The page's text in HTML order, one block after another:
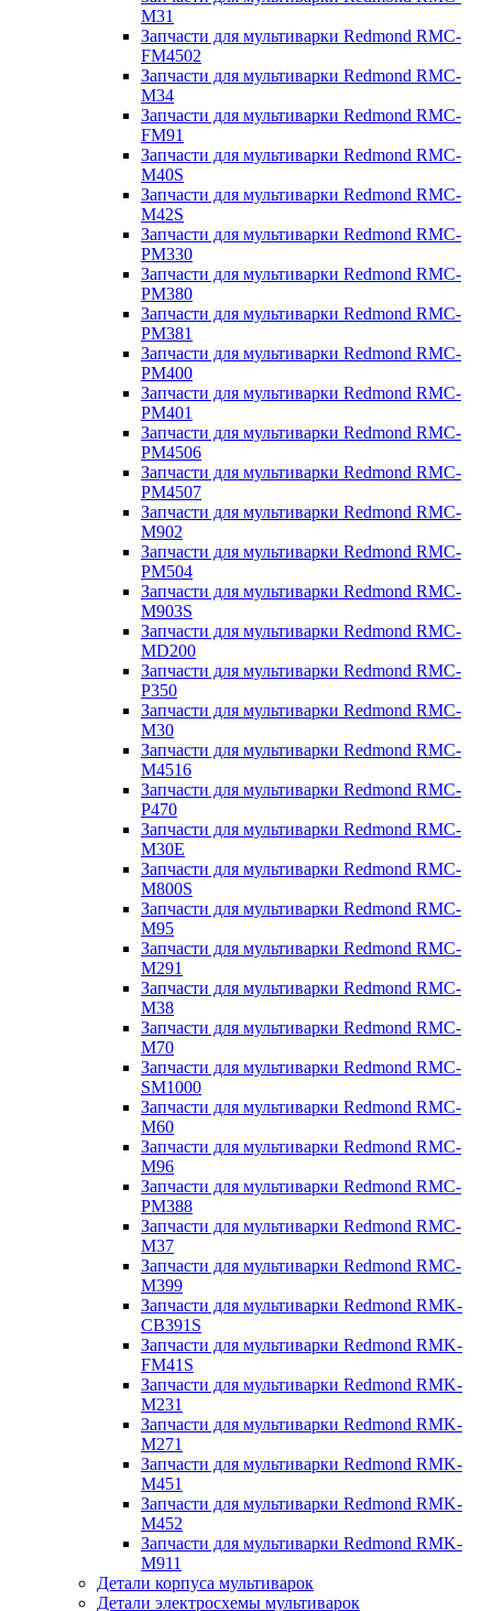
M31
Запчасти для мультиварки Redmond RMC-
FM4502
Запчасти для мультиварки Redmond RMC-
M34
Запчасти для мультиварки Redmond RMC-
FM91
Запчасти для мультиварки Redmond RMC-
M40S
Запчасти для мультиварки Redmond RMC-
M42S
Запчасти для мультиварки Redmond RMC-
PM330
Запчасти для мультиварки Redmond RMC-
PM380
Запчасти для мультиварки Redmond RMC-
PM381
Запчасти для мультиварки Redmond RMC-
PM400
Запчасти для мультиварки Redmond RMC-
PM401
Запчасти для мультиварки Redmond RMC-
PM4506
Запчасти для мультиварки Redmond RMC-
PM4507
Запчасти для мультиварки Redmond RMC-
M902
Запчасти для мультиварки Redmond RMC-
PM504
Запчасти для мультиварки Redmond RMC-
M903S
Запчасти для мультиварки Redmond RMC-
MD200
Запчасти для мультиварки Redmond RMC-
P350
Запчасти для мультиварки Redmond RMC-
M30
Запчасти для мультиварки Redmond RMC-
M4516
Запчасти для мультиварки Redmond RMC-
P470
Запчасти для мультиварки Redmond RMC-
M30E
Запчасти для мультиварки Redmond RMC-
M800S
Запчасти для мультиварки Redmond RMC-
M95
Запчасти для мультиварки Redmond RMC-
M291
Запчасти для мультиварки Redmond RMC-
M38
Запчасти для мультиварки Redmond RMC-
M70
Запчасти для мультиварки Redmond RMC-
SM1000
Запчасти для мультиварки Redmond RMC-
M60
Запчасти для мультиварки Redmond RMC-
M96
Запчасти для мультиварки Redmond RMC-
PM388
Запчасти для мультиварки Redmond RMC-
M37
Запчасти для мультиварки Redmond RMC-
M399
Запчасти для мультиварки Redmond RMK-
CB391S
Запчасти для мультиварки Redmond RMK-
FM41S
Запчасти для мультиварки Redmond RMK-
M231
Запчасти для мультиварки Redmond RMK-
M271
Запчасти для мультиварки Redmond RMK-
M451
Запчасти для мультиварки Redmond RMK-
M452
Запчасти для мультиварки Redmond RMK-
M911
Детали корпуса мультиварок
Детали электросхемы мультиварок